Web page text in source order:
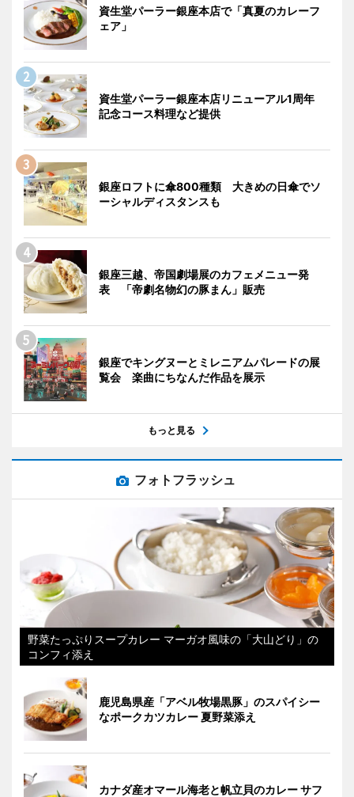
資生堂パーラー銀座本店で「真夏のカレーフ
ェア」
資生堂パーラー銀座本店リニューアル1周年
記念コース料理など提供
銀座ロフトに傘800種類 大きめの日傘でソ
ーシャルディスタンスも
銀座三越、帝国劇場展のカフェメニュー発
表 「帝劇名物幻の豚まん」販売
銀座でキングヌーとミレニアムパレードの展
覧会 楽曲にちなんだ作品を展示
もっと見る
フォトフラッシュ
野菜たっぷりスープカレー マーガオ風味の「大山どり」の
コンフィ添え
鹿児島県産「アベル牧場黒豚」のスパイシー
なポークカツカレー 夏野菜添え
カナダ産オマール海老と帆立貝のカレー サフ